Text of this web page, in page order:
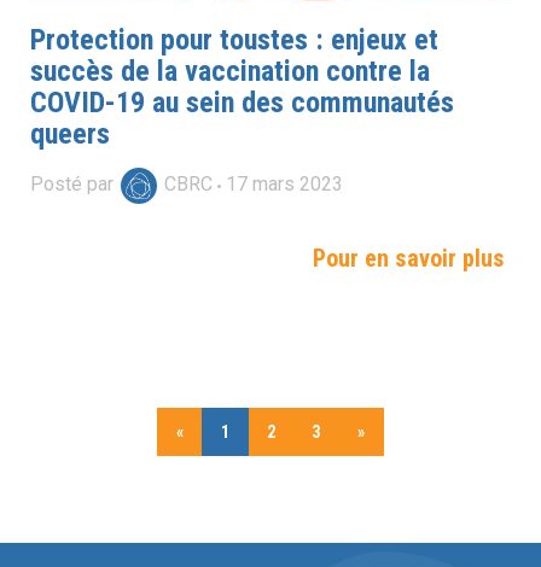
Protection pour toustes : enjeux et
succès de la vaccination contre la
COVID-19 au sein des communautés
queers
Posté par CBRC 17 mars 2023
Pour en savoir plus
« 1 2 3 »